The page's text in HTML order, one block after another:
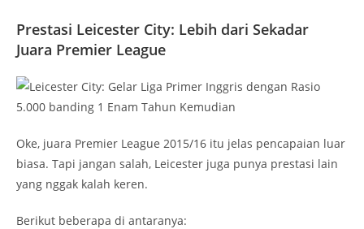
Prestasi Leicester City: Lebih dari Sekadar
Juara Premier League
Oke, juara Premier League 2015/16 itu jelas pencapaian luar
biasa. Tapi jangan salah, Leicester juga punya prestasi lain
yang nggak kalah keren.
Berikut beberapa di antaranya: